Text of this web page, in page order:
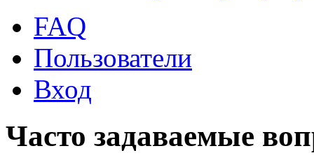
FAQ
Пользователи
Вход
Часто задаваемые